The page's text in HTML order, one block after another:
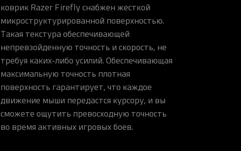
коврик Razer Firefly снабжен жесткой
микроструктурированной поверхностью.
Такая текстура обеспечивающей
непревзойденную точность и скорость, не
требуя каких-либо усилий. Обеспечивающая
максимальную точность плотная
поверхность гарантирует, что каждое
движение мыши передастся курсору, и вы
сможете ощутить превосходную точность
во время активных игровых боев.